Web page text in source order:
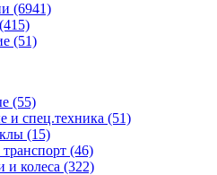
(6941)
(51)
(55)
и спец.техника (51)
(15)
(46)
и колеса (322)